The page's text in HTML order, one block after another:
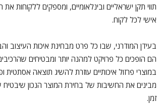
תווי תקן ישראליים ובינלאומיים, ומספקים
אישי לכל לקוח.
בעידן המודרני, שבו כל פרט מבחינת איכות העיצוב
הם הופכים כל פרויקט למהנה יותר ומבטיחים
במוצרי פרזול איכותיים עוזרת להשיג תוצאה אסתטית
מבינים את החשיבות של בחירת המוצר הנכון שיבטיח
זמן.